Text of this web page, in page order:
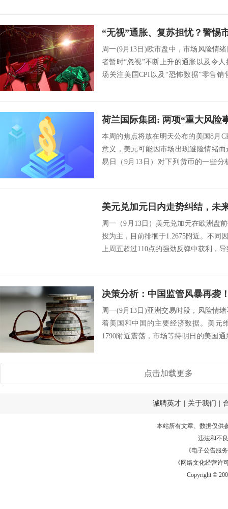
周一(9月13日)欧市盘中，市场风险情
者暂时“忽视”不断上升的通胀以及令
场关注美国CPI以及“恐怖数据”零售
本周的焦点将放在明天公布的美国8月
意义，美元可能因市场出现避险情绪
易日（9月13日）对下列货币的一些
美元兑加元日内走势纠结，未
周一（9月13日）美元兑加元在欧洲盘
投为主，目前徘徊于1.2675附近。不同
上周五超过110点的强劲反弹中获利，
周一(9月13日)亚洲交易时段，风险情
着美国和中国的主要经济数据。美元
1790附近震荡，市场等待明日的美国
点击加载更多
诚聘英才 关于我们
本站所有文章、数据仅供
违法和不
《电子公告服务
《网络文化经营许
Copyright ©